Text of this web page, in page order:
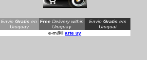
Envio Gratis en
Uruguay
FreeDelivery within
Uruguay
Envio Gratis em
Uruguai
e-m@il arte uy